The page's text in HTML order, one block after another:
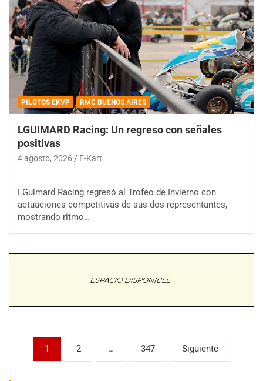
PILOTOS EKVP RMC BUENOS AIRES
LGUIMARD Racing: Un regreso con señales
positivas
4 agosto, 2026 E-Kart
LGuimard Racing regresó al Trofeo de Invierno con
actuaciones competitivas de sus dos representantes,
mostrando ritmo…
Paginación
1 2 … 347 Siguiente
COBERTURA ESPECIAL DE E-KART.COM.AR
08/09-AGO
Ramiro Tot (Asfalto)
Trenque Lauquen (Buenos Aires)
Villaguay (Entre Ríos)